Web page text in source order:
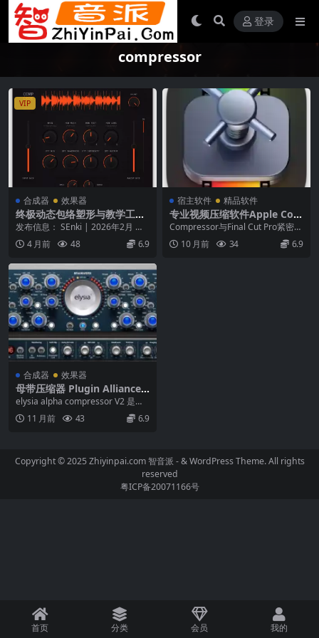
登录
compressor
VIP
合成器 效果器
终极动态包络塑形与教学工具
– Cr8ive Audio The Compre
ssor Code v1.0.0-SEnki
发布信息： SEnki | 2026年2月 平
台： Windows / macO...
4 月前 48 6.9
宿主软件 精品软件
专业视频压缩软件Apple Com
pressor 4.11.0 macOS
Compressor与Final Cut Pro紧密集
成，为您的视频转换增加动力...
10 月前 34 6.9
合成器 效果器
母带压缩器 Plugin Alliance E
lysia Alpha Compressor V2
v2.1.0 macOS [HCiSO]
elysia alpha compressor V2 是对
最受尊敬的模拟母带压缩...
11 月前 43 6.9
Copyright © 2025 Zhiyinpai.com智音派 - & WordPress Theme. All rights
reserved
粤ICP备20071166号
首页 分类 会员 我的